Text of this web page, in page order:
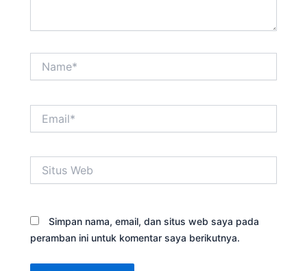
Web
Simpan nama, email, dan situs web saya pada
peramban ini untuk komentar saya berikutnya.